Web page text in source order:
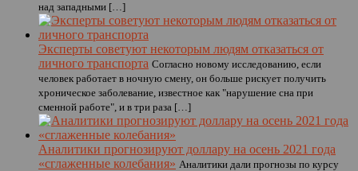
над западными […]
Эксперты советуют некоторым людям отказаться от
личного транспорта Согласно новому исследованию, если
человек работает в ночную смену, он больше рискует получить
хроническое заболевание, известное как "нарушение сна при
сменной работе", и в три раза […]
Аналитики прогнозируют доллару на осень 2021 года
«сглаженные колебания» Аналитики дали прогнозы по курсу